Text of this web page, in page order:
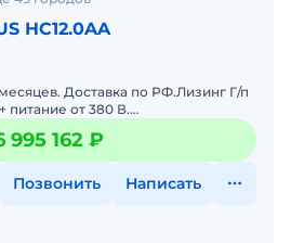
HC12.0AA
Доставка по РФ.Лизинг Г/п
питание от 380 В.
500 кгМакс. высота подъема:2
995 162 ₽
Позвонить Написать